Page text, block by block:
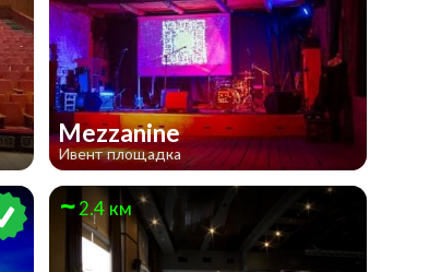
Mezzanine
Ивент площадка
2.4 км